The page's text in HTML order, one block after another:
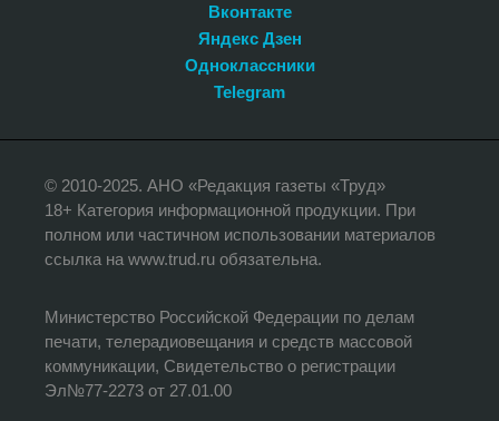
Вконтакте
Яндекс Дзен
Одноклассники
Telegram
© 2010-2025. АНО «Редакция газеты «Труд»
18+ Категория информационной продукции. При
полном или частичном использовании материалов
ссылка на www.trud.ru обязательна.
Министерство Российской Федерации по делам
печати, телерадиовещания и средств массовой
коммуникации, Свидетельство о регистрации
Эл№77-2273 от 27.01.00